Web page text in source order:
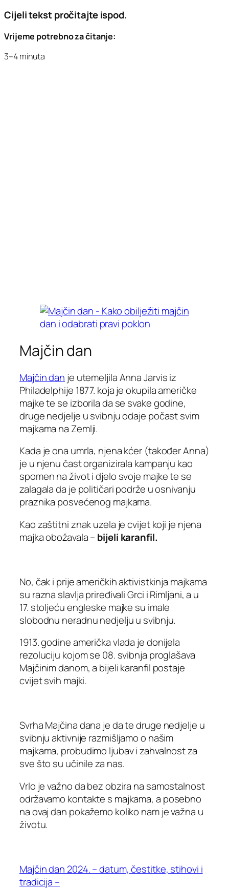
Cijeli tekst pročitajte ispod.
Vrijeme potrebno za čitanje:
3–4 minuta
Majčin dan
Majčin dan je utemeljila Anna Jarvis iz
Philadelphije 1877. koja je okupila američke
majke te se izborila da se svake godine,
druge nedjelje u svibnju odaje počast svim
majkama na Zemlji.
Kada je ona umrla, njena kćer (također Anna)
je u njenu čast organizirala kampanju kao
spomen na život i djelo svoje majke te se
zalagala da je političari podrže u osnivanju
praznika posvećenog majkama.
Kao zaštitni znak uzela je cvijet koji je njena
majka obožavala – bijeli karanfil.
No, čak i prije američkih aktivistkinja majkama
su razna slavlja priređivali Grci i Rimljani, a u
17. stoljeću engleske majke su imale
slobodnu neradnu nedjelju u svibnju.
1913. godine američka vlada je donijela
rezoluciju kojom se 08. svibnja proglašava
Majčinim danom, a bijeli karanfil postaje
cvijet svih majki.
Svrha Majčina dana je da te druge nedjelje u
svibnju aktivnije razmišljamo o našim
majkama, probudimo ljubav i zahvalnost za
sve što su učinile za nas.
Vrlo je važno da bez obzira na samostalnost
održavamo kontakte s majkama, a posebno
na ovaj dan pokažemo koliko nam je važna u
životu.
Majčin dan 2024. – datum, čestitke, stihovi i
tradicija –